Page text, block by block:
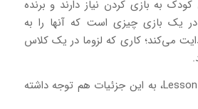
کودک به بازی کردن نیاز دارند و برنده
یک بازی چیزی است که آنها را به
می‌کند؛ کاری که لزوما در یک کلاس
در هنگام نوشتن Lesson Plan، به این جزئیات هم توجه داشته